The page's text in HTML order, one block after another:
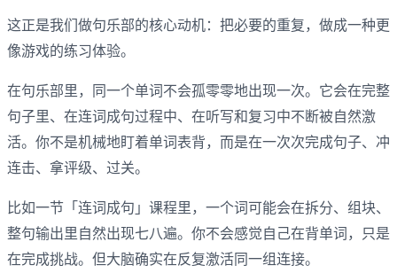
这正是我们做句乐部的核心动机：把必要的重复，做成一种更
像游戏的练习体验。
在句乐部里，同一个单词不会孤零零地出现一次。它会在完整
句子里、在连词成句过程中、在听写和复习中不断被自然激
活。你不是机械地盯着单词表背，而是在一次次完成句子、冲
连击、拿评级、过关。
比如一节「连词成句」课程里，一个词可能会在拆分、组块、
整句输出里自然出现七八遍。你不会感觉自己在背单词，只是
在完成挑战。但大脑确实在反复激活同一组连接。